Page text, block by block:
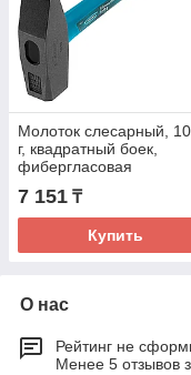
Молоток слесарный,
г, квадратный боек,
фибергласовая
обрезиненная
Gross
7 151 ₸
Купить
О нас
Рейтинг не
Менее 5 отзывов